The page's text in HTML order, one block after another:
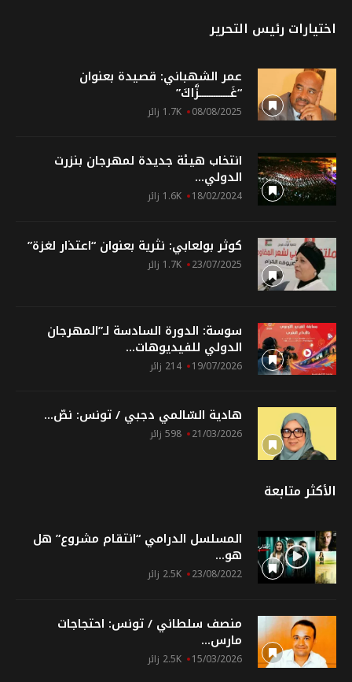
اختيارات رئيس التحرير
عمر الشهباني: قصيدة بعنوان
“غَـــــــــــــزَّاكَ”
08/08/2025 1.7K زائر
انتخاب هيئة جديدة لمهرجان بنزرت
الدولي...
18/02/2024 1.6K زائر
كوثر بولعابي: نثرية بعنوان “اعتذار لغزة”
23/07/2025 1.7K زائر
سوسة: الدورة السادسة لـ”المهرجان
الدولي للفيديوهات...
19/07/2026 214 زائر
هادية السّالمي دجبي / تونس: نصّ...
21/03/2026 598 زائر
الأكثر متابعة
المسلسل الدرامي “انتقام مشروع” هل
هو...
23/08/2022 2.5K زائر
منصف سلطاني / تونس: احتجاجات
مارس...
15/03/2026 2.5K زائر